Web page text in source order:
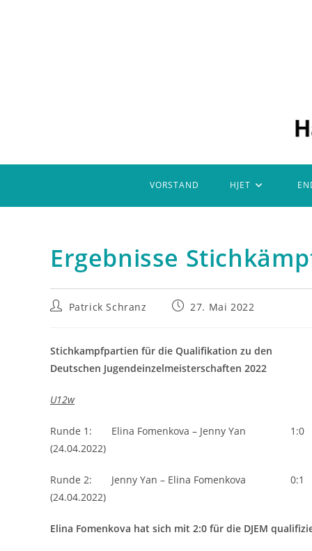
VORSTAND HJET
Ergebnisse
Beitrags-
Patrick Schranz
Beitrag27. Mai 2022
Stichkampfpartien für die Qualifikation zu den
Deutschen Jugendeinzelmeisterschaften 2022
U12w
Runde 1: Elina Fomenkova – Jenny Yan 1:0
(24.04.2022)
Runde 2: Jenny Yan – Elina Fomenkova 0:1
(24.04.2022)
Elina Fomenkova hat sich mit 2:0 für die DJEM